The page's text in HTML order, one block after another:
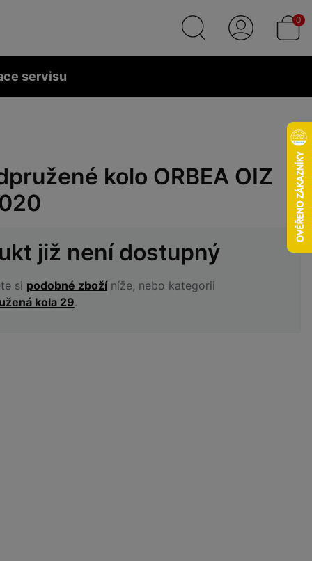
0
servisu
kolo ORBEA OIZ
již není dostupný
si podobné zbožíníže, nebo kategorii
kola 29.